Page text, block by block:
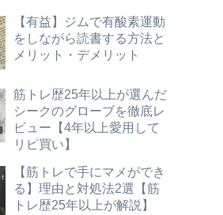
【有益】ジムで有酸素運動
をしながら読書する方法と
メリット・デメリット
筋トレ歴25年以上が選んだ
シークのグローブを徹底レ
ビュー【4年以上愛用して
リピ買い】
【筋トレで手にマメができ
る】理由と対処法2選【筋
トレ歴25年以上が解説】